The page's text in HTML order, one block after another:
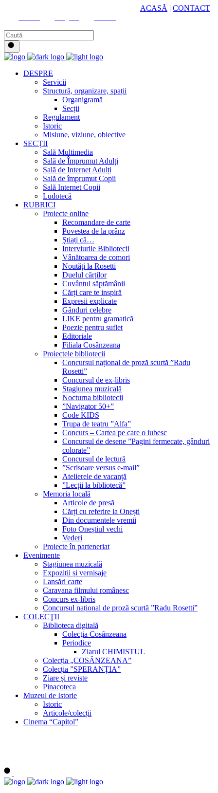
ACASĂ | CONTACT
DESPRE
Servicii
Structură, organizare, spații
Organigramă
Secții
Regulament
Istoric
Misiune, viziune, obiective
SECȚII
Sală Multimedia
Sală de Împrumut Adulți
Sală de Internet Adulți
Sală de împrumut Copii
Sală Internet Copii
Ludotecă
RUBRICI
Proiecte online
Recomandare de carte
Povestea de la prânz
Știați că…
Interviurile Bibliotecii
Vânătoarea de comori
Noutăți la Rosetti
Duelul cărților
Cuvântul săptămânii
Cărți care te inspiră
Expresii explicate
Gânduri celebre
LIKE pentru gramatică
Poezie pentru suflet
Editoriale
Filiala Cosânzeana
Proiectele bibliotecii
Concursul național de proză scurtă ”Radu
Rosetti”
Concursul de ex-libris
Stagiunea muzicală
Nocturna bibliotecii
”Navigator 50+”
Code KIDS
Trupa de teatru ”Alfa”
Concurs – Cartea pe care o iubesc
Concursul de desene ”Pagini fermecate, gânduri
colorate”
Concursul de lectură
”Scrisoare versus e-mail”
Atelierele de vacanță
”Lecții la bibliotecă”
Memoria locală
Articole de presă
Cărți cu referire la Onești
Din documentele vremii
Foto Oneștiul vechi
Vederi
Proiecte în parteneriat
Evenimente
Stagiunea muzicală
Expoziții și vernisaje
Lansări carte
Caravana filmului românesc
Concurs ex-libris
Concursul național de proză scurtă ”Radu Rosetti”
COLECŢII
Biblioteca digitală
Colecţia Cosânzeana
Periodice
Ziarul CHIMISTUL
Colecția „COSÂNZEANA”
Colecția ”SPERANȚIA”
Ziare și reviste
Pinacoteca
Muzeul de Istorie
Istoric
Articole/colecții
Cinema “Capitol”